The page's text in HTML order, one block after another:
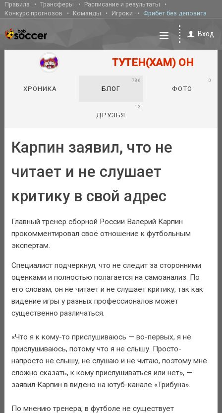
Правила Трансферы
Расписание и результаты
Конкурс прогнозов
Команды Игроки Фрибет без депозита
Вход
ТУТЕН(ХАМ) ОН
ХРОНИКА БЛОГ
786
ФОТО
0
ДРУЗЬЯ
13
Карпин заявил, что не
читает и не слушает
критику в свой адрес
Главный тренер сборной России Валерий Карпин
прокомментировал своё отношение к футбольным
экспертам.
Специалист подчеркнул, что не следит за сторонними
оценками и полностью полагается на самоанализ. По
его словам, он не читает и не слушает критику, так как
видение игры у разных профессионалов может
существенно различаться.
«Что я к кому-то прислушиваюсь — во-первых, я не
прислушиваюсь, потому что я не слышу. Просто-
напросто не слышу, не слушаю и не читаю, поэтому мне
сложно сказать, к кому прислушиваться или нет», —
заявил Карпин в видено на ютуб-канале «Трибуна».
По мнению тренера, в футболе не существует